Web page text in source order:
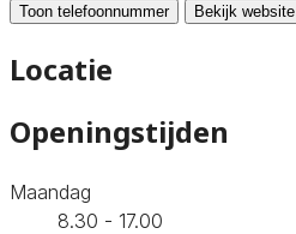
Toon telefoonnummer Bekijk website
Locatie
Openingstijden
Maandag
8.30 - 17.00